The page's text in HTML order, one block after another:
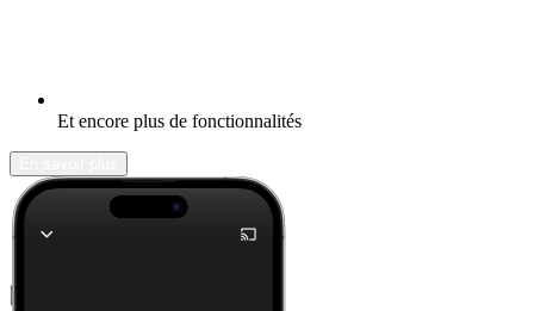
Et encore plus de fonctionnalités